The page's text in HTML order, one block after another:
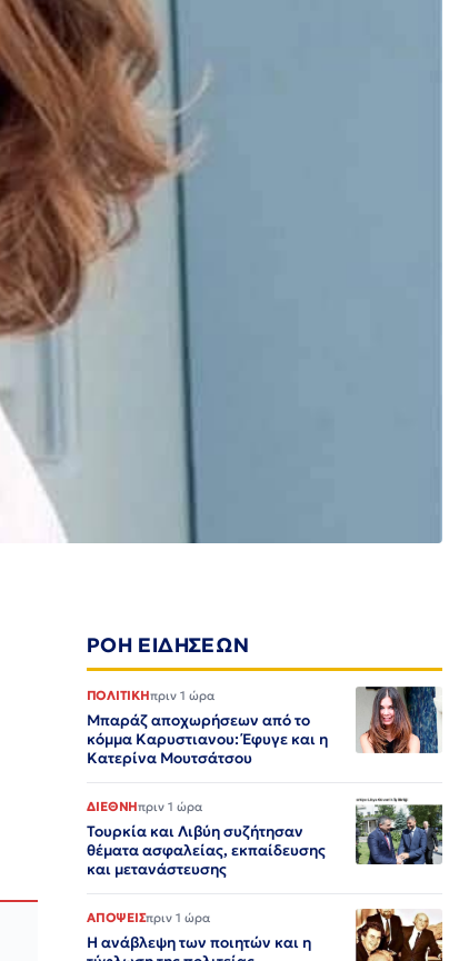
ΡΟΗ ΕΙΔΗΣΕΩΝ
ΠΟΛΙΤΙΚΗπριν 1 ώρα
Μπαράζ αποχωρήσεων από το
κόμμα Καρυστιανου: Έφυγε και η
Κατερίνα Μουτσάτσου
ΔΙΕΘΝΗπριν 1 ώρα
Τουρκία και Λιβύη συζήτησαν
θέματα ασφαλείας, εκπαίδευσης
και μετανάστευσης
ΑΠΟΨΕΙΣπριν 1 ώρα
Η ανάβλεψη των ποιητών και η